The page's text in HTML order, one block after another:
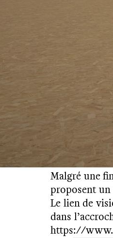
Malgré une
proposent un
Le lien de
dans
https://